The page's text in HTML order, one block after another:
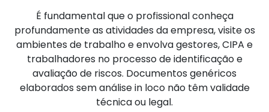
É fundamental que o profissional conheça
profundamente as atividades da empresa, visite os
ambientes de trabalho e envolva gestores, CIPA e
trabalhadores no processo de identificação e
avaliação de riscos. Documentos genéricos
elaborados sem análise in loco não têm validade
técnica ou legal.